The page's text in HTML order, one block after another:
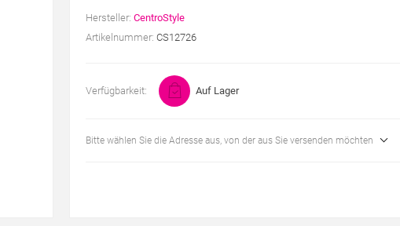
Hersteller: CentroStyle
Artikelnummer: CS12726
Verfügbarkeit: Auf Lager
Bitte wählen Sie die Adresse aus, von der aus Sie versenden möchten